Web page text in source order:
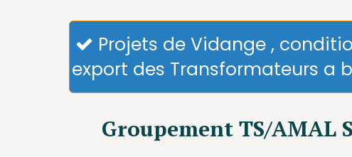
 Projets de Vidange ,
export des Transformateurs a
Groupement TS/AMAL